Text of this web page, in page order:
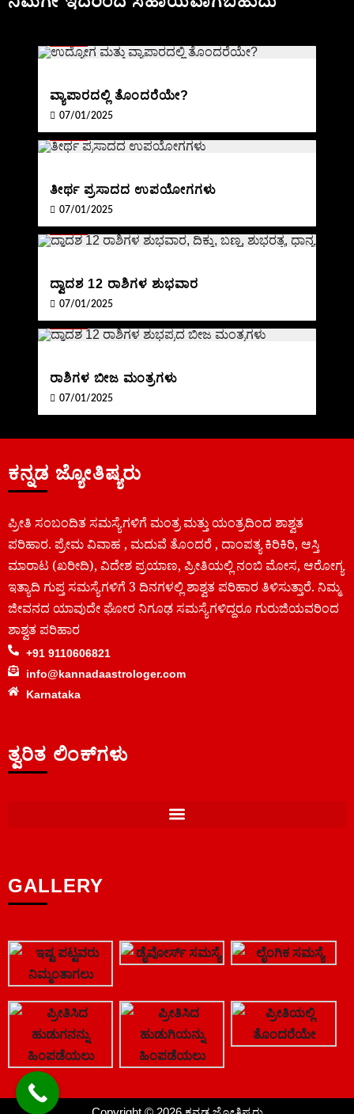
ವ್ಯಾಪಾರದಲ್ಲಿ ತೊಂದರೆಯೇ?
07/01/2025
BLOG
ತೀರ್ಥ ಪ್ರಸಾದದ ಉಪಯೋಗಗಳು
07/01/2025
BLOG
ದ್ವಾದಶ 12 ರಾಶಿಗಳ ಶುಭವಾರ
07/01/2025
BLOG
ರಾಶಿಗಳ ಬೀಜ ಮಂತ್ರಗಳು
07/01/2025
ಕನ್ನಡ ಜ್ಯೋತಿಷ್ಯರು
ಪ್ರೀತಿ ಸಂಬಂದಿತ ಸಮಸ್ಯೆಗಳಿಗೆ ಮಂತ್ರ ಮತ್ತು ಯಂತ್ರದಿಂದ ಶಾಶ್ವತ
ಪರಿಹಾರ. ಪ್ರೇಮ ವಿವಾಹ , ಮದುವೆ ತೊಂದರೆ , ದಾಂಪತ್ಯ ಕಿರಿಕಿರಿ, ಆಸ್ತಿ
ಮಾರಾಟ (ಖರೀದಿ), ವಿದೇಶ ಪ್ರಯಾಣ, ಪ್ರೀತಿಯಲ್ಲಿ ನಂಬಿ ಮೋಸ, ಆರೋಗ್ಯ
ಇತ್ಯಾದಿ ಗುಪ್ತ ಸಮಸ್ಯೆಗಳಿಗೆ 3 ದಿನಗಳಲ್ಲಿ ಶಾಶ್ವತ ಪರಿಹಾರ ತಿಳಿಸುತ್ತಾರೆ. ನಿಮ್ಮ
ಜೀವನದ ಯಾವುದೇ ಘೋರ ನಿಗೂಢ ಸಮಸ್ಯೆಗಳಿದ್ದರೂ ಗುರುಜಿಯವರಿಂದ
ಶಾಶ್ವತ ಪರಿಹಾರ
+91 9110606821
info@kannadaastrologer.com
Karnataka
ತ್ವರಿತ ಲಿಂಕ್‌ಗಳು
GALLERY